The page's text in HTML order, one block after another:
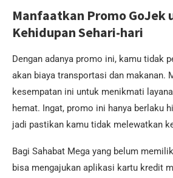
Manfaatkan Promo GoJek
Kehidupan Sehari-hari
Dengan adanya promo ini, kamu tidak
akan biaya transportasi dan makanan.
kesempatan ini untuk menikmati
hemat. Ingat, promo ini hanya berlaku
jadi pastikan kamu tidak melewatkan
Bagi Sahabat Mega yang belum
bisa mengajukan aplikasi kartu kredit